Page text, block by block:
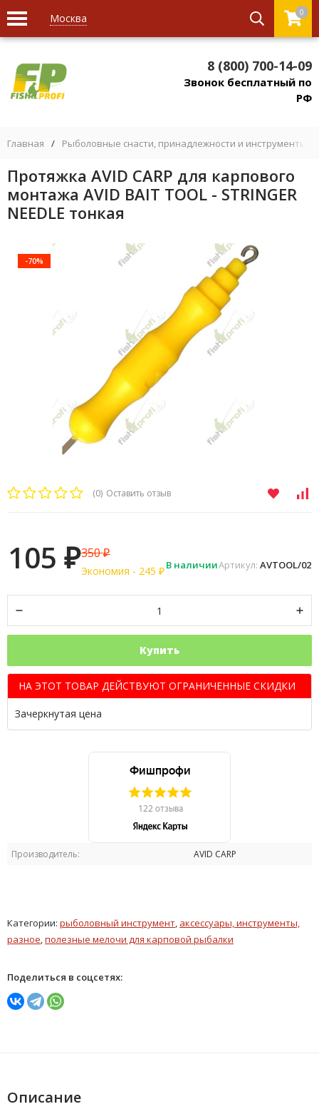
Москва 0
8 (800) 700-14-09
Звонок бесплатный по
РФ
Главная / Рыболовные снасти, принадлежности и инструменты
Протяжка AVID CARP для карпового
монтажа AVID BAIT TOOL - STRINGER
NEEDLE тонкая
-70%
(0) Оставить отзыв
Производитель: AVID CARP
Артикул:AVTOOL/02
В наличии
105 ₽350₽
Экономия - 245 ₽
Купить
НА ЭТОТ ТОВАР ДЕЙСТВУЮТ ОГРАНИЧЕННЫЕ СКИДКИ
Зачеркнутая цена
Категории: рыболовный инструмент, аксессуары, инструменты,
разное,полезные мелочи для карповой рыбалки
Поделиться в соцсетях:
Описание